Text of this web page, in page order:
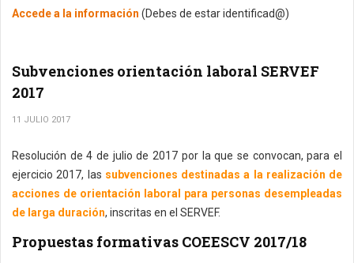
Accede a la información (Debes de estar identificad@)
Subvenciones orientación laboral SERVEF
2017
11 JULIO 2017
Resolución de 4 de julio de 2017 por la que se convocan, para el
ejercicio 2017, las subvenciones destinadas a la realización de
acciones de orientación laboral para personas desempleadas
de larga duración, inscritas en el SERVEF.
Propuestas formativas COEESCV 2017/18